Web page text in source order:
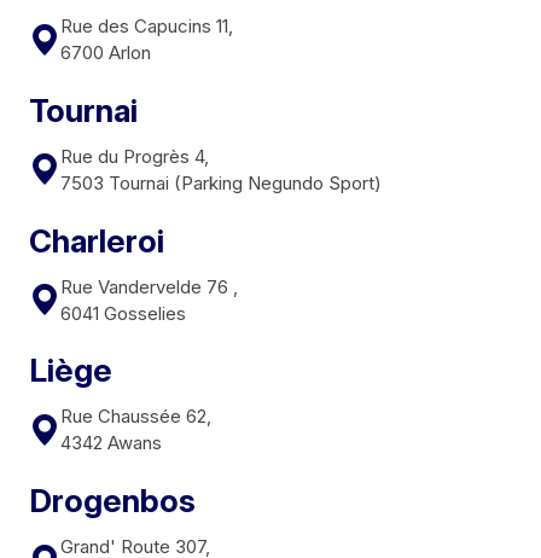
Rue des Capucins 11,
6700 Arlon
Tournai
Rue du Progrès 4,
7503 Tournai (Parking Negundo Sport)
Charleroi
Rue Vandervelde 76 ,
6041 Gosselies
Liège
Rue Chaussée 62,
4342 Awans
Drogenbos
Grand' Route 307,